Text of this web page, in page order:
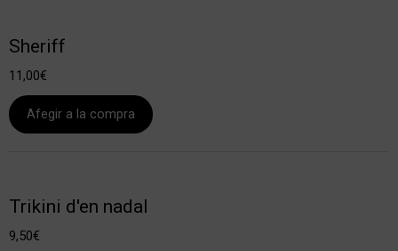
Sheriff
11,00€
Afegir a la compra
Trikini d'en nadal
9,50€